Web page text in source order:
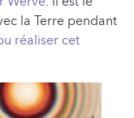
la Terre pendant
réaliser cet